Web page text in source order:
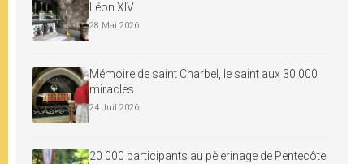
Léon XIV
28 Mai 2026
Mémoire de saint Charbel, le saint aux 30 000
miracles
24 Juil 2026
20 000 participants au pèlerinage de Pentecôte